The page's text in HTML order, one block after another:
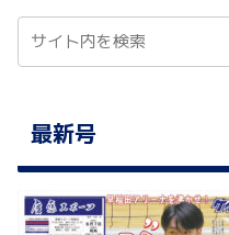
最新号